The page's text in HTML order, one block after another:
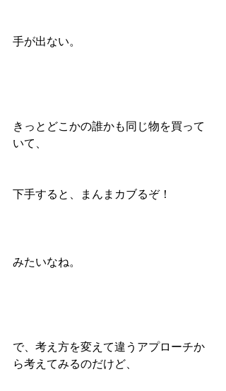
手が出ない。
きっとどこかの誰かも同じ物を買って
いて、
下手すると、まんまカブるぞ！
みたいなね。
で、考え方を変えて違うアプローチか
ら考えてみるのだけど、